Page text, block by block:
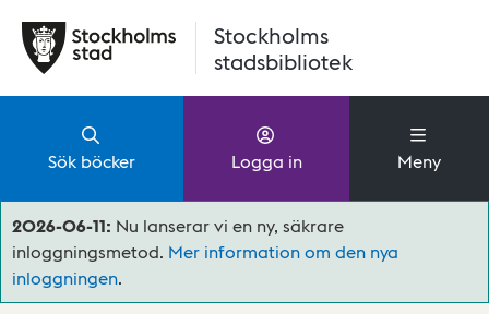
Stockholms
stadsbibliotek
Sök böcker Logga in Meny
2026-06-11: Nu lanserar vi en ny, säkrare
inloggningsmetod. Mer information om den nya
inloggningen.